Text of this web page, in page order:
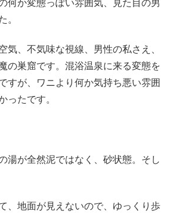
何か変態っぽい雰囲気、見た目の男
。
気、不気味な視線、男性の私さえ、
の巣窟です。混浴温泉に来る変態を
すが、ワニより何か気持ち悪い雰囲
ったです。
湯が全然泥ではなく、砂状態。そし
、地面が見えないので、ゆっくり歩